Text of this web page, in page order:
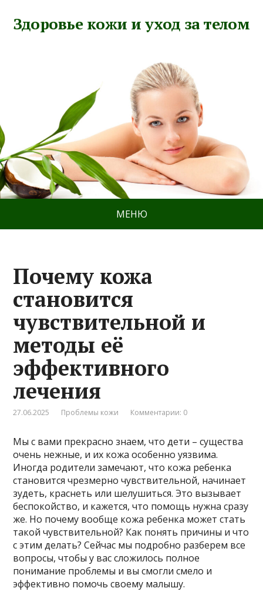
Здоровье кожи и уход за телом
МЕНЮ
Почему кожа
становится
чувствительной и
методы её
эффективного
лечения
27.06.2025 Проблемы кожи Комментарии: 0
Мы с вами прекрасно знаем, что дети – существа
очень нежные, и их кожа особенно уязвима.
Иногда родители замечают, что кожа ребенка
становится чрезмерно чувствительной, начинает
зудеть, краснеть или шелушиться. Это вызывает
беспокойство, и кажется, что помощь нужна сразу
же. Но почему вообще кожа ребенка может стать
такой чувствительной? Как понять причины и что
с этим делать? Сейчас мы подробно разберем все
вопросы, чтобы у вас сложилось полное
понимание проблемы и вы смогли смело и
эффективно помочь своему малышу.